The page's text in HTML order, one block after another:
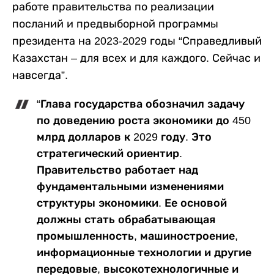
работе правительства по реализации
посланий и предвыборной программы
президента на 2023-2029 годы “Справедливый
Казахстан – для всех и для каждого. Сейчас и
навсегда”.
“Глава государства обозначил задачу
по доведению роста экономики до 450
млрд долларов к 2029 году. Это
стратегический ориентир.
Правительство работает над
фундаментальными изменениями
структуры экономики. Ее основой
должны стать обрабатывающая
промышленность, машиностроение,
информационные технологии и другие
передовые, высокотехнологичные и